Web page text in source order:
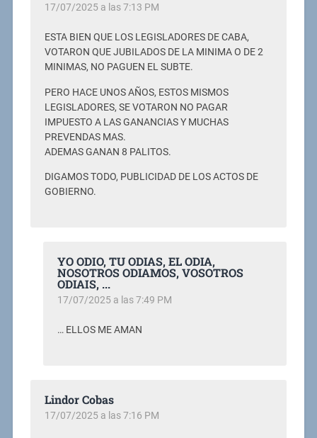
17/07/2025 a las 7:13 PM
ESTA BIEN QUE LOS LEGISLADORES DE CABA,
VOTARON QUE JUBILADOS DE LA MINIMA O DE 2
MINIMAS, NO PAGUEN EL SUBTE.
PERO HACE UNOS AÑOS, ESTOS MISMOS
LEGISLADORES, SE VOTARON NO PAGAR
IMPUESTO A LAS GANANCIAS Y MUCHAS
PREVENDAS MAS.
ADEMAS GANAN 8 PALITOS.
DIGAMOS TODO, PUBLICIDAD DE LOS ACTOS DE
GOBIERNO.
YO ODIO, TU ODIAS, EL ODIA,
NOSOTROS ODIAMOS, VOSOTROS
ODIAIS, ...
17/07/2025 a las 7:49 PM
… ELLOS ME AMAN
Lindor Cobas
17/07/2025 a las 7:16 PM